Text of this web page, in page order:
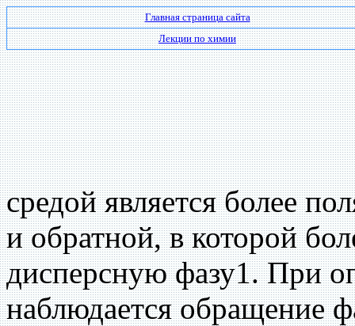
Главная страница сайта
Лекции по химии
средой является более
и обратной, в которой
дисперсную фазу1. При
наблюдается обращение